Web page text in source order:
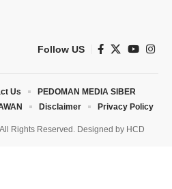
Follow US
Rights Reserved. Designed by HCD
Us
PEDOMAN MEDIA SIBER
Disclaimer Privacy Policy